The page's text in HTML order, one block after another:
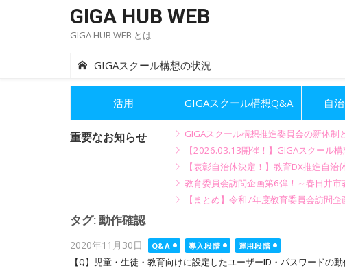
GIGA HUB WEB
GIGA HUB WEB とは
GIGAスクール構想の状況
活用 GIGAスクール構想Q&A 自
重要なお知らせ
GIGAスクール構想推進委員会の新体制
【2026.03.13開催！】GIGAスクール
【表彰自治体決定！】教育DX推進自治
教育委員会訪問企画第6弾！～春日井
【まとめ】令和7年度教育委員会訪問企
タグ: 動作確認
Posted
on
2020年11月30日 Q&A 導入段階
運用段階
【Q】児童・生徒・教育向けに設定したユーザーID・パスワードの